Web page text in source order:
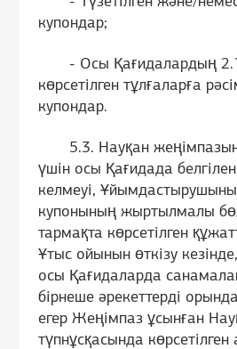
купондар;
- Осы Қағидалардың
көрсетілген тұлғаларға
купондар.
5.3. Науқан
үшін осы Қағидада
келмеуі,
купонының жыртылмалы
тармақта көрсетілген
Ұтыс ойынын өткізу
осы Қағидаларда
бірнеше әрекеттерді
егер Жеңімпаз ұсынған
түпнұсқасында